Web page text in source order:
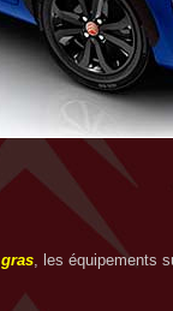
gras, les équipements